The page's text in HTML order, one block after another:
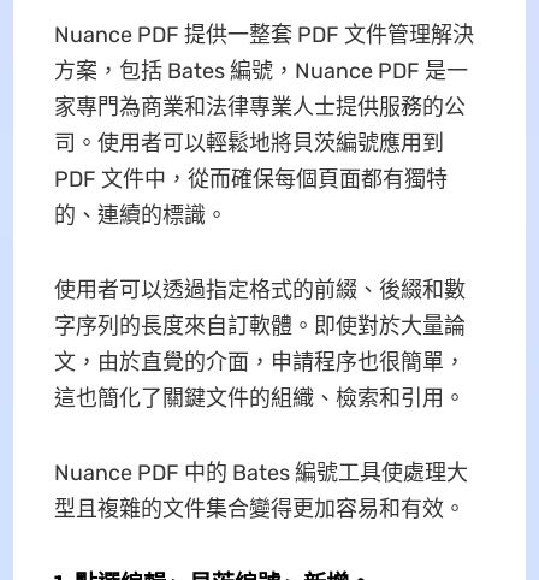
Nuance PDF 提供一整套 PDF 文件管理解決
方案，包括 Bates 編號，Nuance PDF 是一
家專門為商業和法律專業人士提供服務的公
司。使用者可以輕鬆地將貝茨編號應用到
PDF 文件中，從而確保每個頁面都有獨特
的、連續的標識。
使用者可以透過指定格式的前綴、後綴和數
字序列的長度來自訂軟體。即使對於大量論
文，由於直覺的介面，申請程序也很簡單，
這也簡化了關鍵文件的組織、檢索和引用。
Nuance PDF 中的 Bates 編號工具使處理大
型且複雜的文件集合變得更加容易和有效。